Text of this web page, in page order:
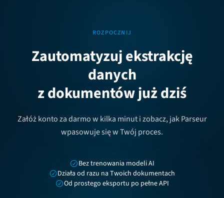
ROZPOCZNIJ
Zautomatyzuj ekstrakcję
danych
z dokumentów już dziś
Załóż konto za darmo w kilka minut i zobacz, jak Parseur
wpasowuje się w Twój proces.
Bez trenowania modeli AI
Działa od razu na Twoich dokumentach
Od prostego eksportu po pełne API